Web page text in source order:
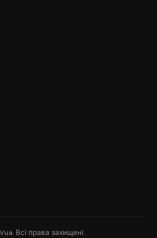
Всі права захищені.